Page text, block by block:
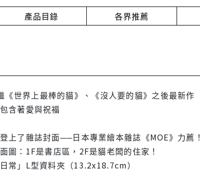
產品目錄 各界推薦
世界上最棒的貓》、《沒人要的貓》之後最新作
含著愛與祝福
上了雜誌封面──日本專業繪本雜誌《MOE》力薦！
圖：1F是書店區，2F是貓老闆的住家！
常」L型資料夾（13.2x18.7cm）